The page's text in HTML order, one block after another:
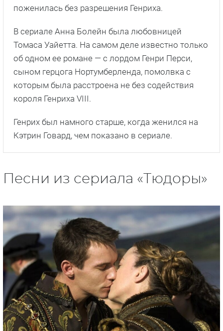
поженилась без разрешения Генриха.
В сериале Анна Болейн была любовницей
Томаса Уайетта. На самом деле известно только
об одном ее романе — с лордом Генри Перси,
сыном герцога Нортумберленда, помолвка с
которым была расстроена не без содействия
короля Генриха VIII.
Генрих был намного старше, когда женился на
Кэтрин Говард, чем показано в сериале.
Песни из сериала «Тюдоры»